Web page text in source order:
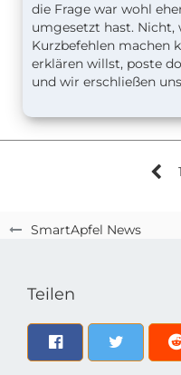
SmartApfel News
die Frage war wohl
umgesetzt hast.
Kurzbefehlen machen
erklären willst, poste
und wir erschließen
1
Teilen